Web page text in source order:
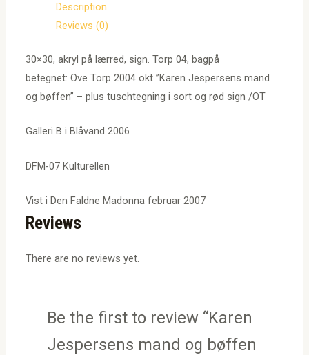
Description
Reviews (0)
30×30, akryl på lærred, sign. Torp 04, bagpå
betegnet: Ove Torp 2004 okt ”Karen Jespersens mand
og bøffen” – plus tuschtegning i sort og rød sign /OT
Galleri B i Blåvand 2006
DFM-07 Kulturellen
Vist i Den Faldne Madonna februar 2007
Reviews
There are no reviews yet.
Be the first to review “Karen
Jespersens mand og bøffen